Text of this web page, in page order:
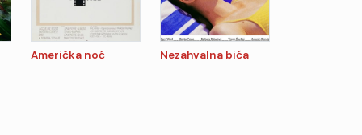
Američka noć Nezahvalna bića